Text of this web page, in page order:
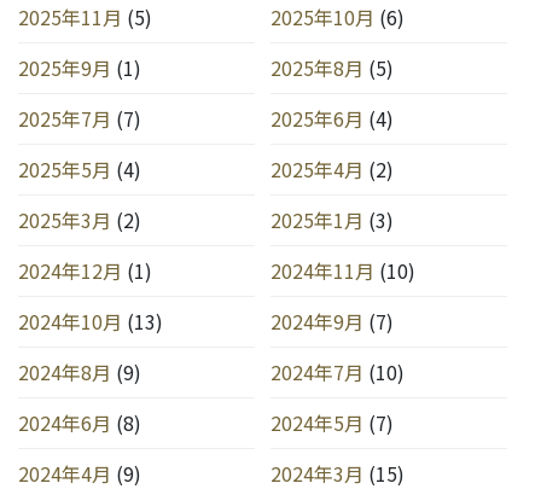
2025年11月 (5) 2025年10月 (6)
2025年9月 (1) 2025年8月 (5)
2025年7月 (7) 2025年6月 (4)
2025年5月 (4) 2025年4月 (2)
2025年3月 (2) 2025年1月 (3)
2024年12月 (1) 2024年11月 (10)
2024年10月 (13) 2024年9月 (7)
2024年8月 (9) 2024年7月 (10)
2024年6月 (8) 2024年5月 (7)
2024年4月 (9) 2024年3月 (15)